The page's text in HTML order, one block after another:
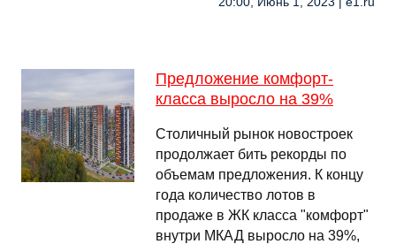
Предложение комфорт-
класса выросло на 39%
Столичный рынок новостроек
продолжает бить рекорды по
объемам предложения. К концу
года количество лотов в
продаже в ЖК класса "комфорт"
внутри МКАД выросло на 39%,